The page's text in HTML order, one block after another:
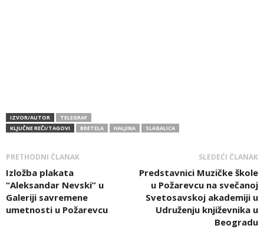
IZVOR/AUTOR
TELEGRAF
KLJUČNE REČI/TAGOVI
BRETELA HALJINA SLAGALICA
PRETHODNI ČLANAK
Izložba plakata
“Aleksandar Nevski” u
Galeriji savremene
umetnosti u Požarevcu
SLEDEĆI ČLANAK
Predstavnici Muzičke škole
u Požarevcu na svečanoj
Svetosavskoj akademiji u
Udruženju književnika u
Beogradu